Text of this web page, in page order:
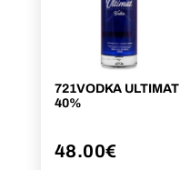
721VODKA ULTIMAT
40%
48.00€